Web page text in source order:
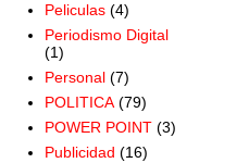
Peliculas (4)
Periodismo Digital
(1)
Personal (7)
POLITICA (79)
POWER POINT (3)
Publicidad (16)